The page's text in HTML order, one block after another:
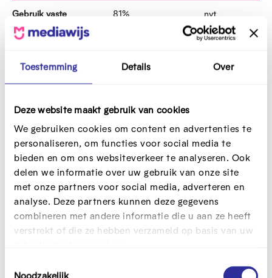
Toestemming Details Over
Deze website maakt gebruik van cookies
We gebruiken cookies om content en advertenties te
personaliseren, om functies voor social media te
bieden en om ons websiteverkeer te analyseren. Ook
delen we informatie over uw gebruik van onze site
met onze partners voor social media, adverteren en
analyse. Deze partners kunnen deze gegevens
combineren met andere informatie die u aan ze heeft
verstrekt of die ze hebben verzameld op basis van uw
Noodzakelijk
Gebruik vaste
breedband door
huishoudens
81% nvt
Gebruik vaste
breedband snelheid
100Mbps door
42% 40%
Gebruik mobiel
abonnementen per
100 mensen
Digitale vaardigheden
basisniveau bij de
61% 61%